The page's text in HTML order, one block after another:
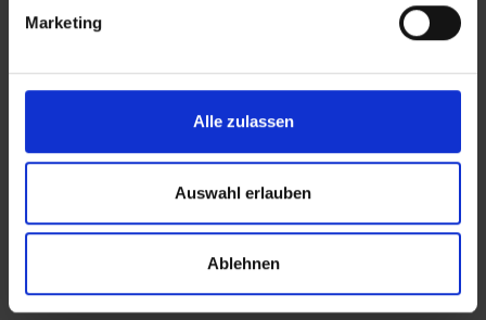
Marketing
Alle zulassen
Auswahl erlauben
Ablehnen
BEITRAG TEILEN
teilen
mail